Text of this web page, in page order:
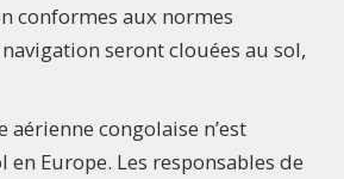
conformes aux normes
seront clouées au sol,
congolaise n’est
Europe. Les responsables de